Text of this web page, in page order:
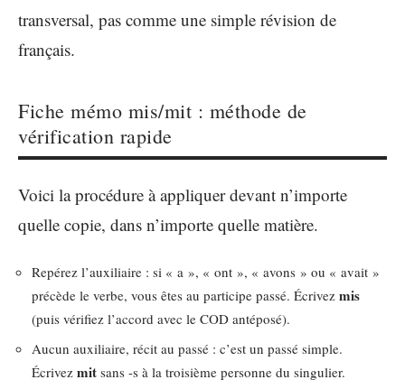
transversal, pas comme une simple révision de
français.
Fiche mémo mis/mit : méthode de
vérification rapide
Voici la procédure à appliquer devant n’importe
quelle copie, dans n’importe quelle matière.
Repérez l’auxiliaire : si « a », « ont », « avons » ou « avait »
précède le verbe, vous êtes au participe passé. Écrivez mis
(puis vérifiez l’accord avec le COD antéposé).
Aucun auxiliaire, récit au passé : c’est un passé simple.
Écrivez mit sans -s à la troisième personne du singulier.